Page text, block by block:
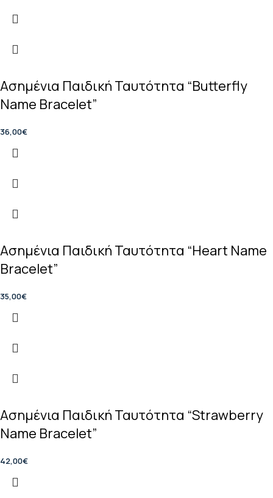
Ασημένια Παιδική Ταυτότητα “Butterfly
Name Bracelet”
36,00€
Ασημένια Παιδική Ταυτότητα “Heart Name
Bracelet”
35,00€
Ασημένια Παιδική Ταυτότητα “Strawberry
Name Bracelet”
42,00€